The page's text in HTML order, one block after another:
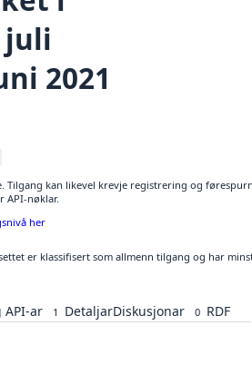
juli
2021
Tilgang kan likevel krevje registrering og
API-nøklar.
her
er klassifisert som allmenn tilgang og har
API-ar 1 DetaljarDiskusjonar 0 RDF